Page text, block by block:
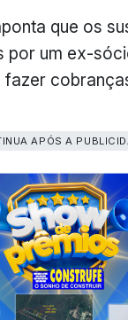
que os
por um ex-
fazer
APÓS A